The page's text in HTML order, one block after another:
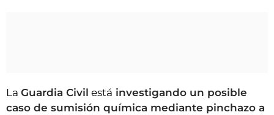
CLUB DEL AMIGO MILITANTE
La Guardia Civil está investigando un posible
caso de sumisión química mediante pinchazo a